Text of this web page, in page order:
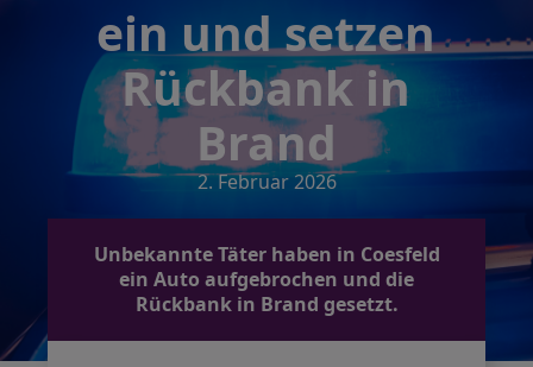
ein und setzen
Rückbank in
Brand
2. Februar 2026
Unbekannte Täter haben in Coesfeld
ein Auto aufgebrochen und die
Rückbank in Brand gesetzt.